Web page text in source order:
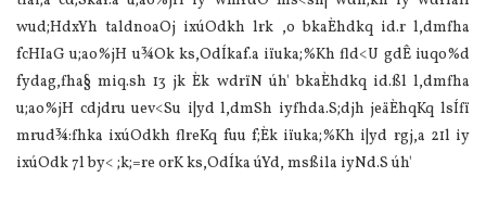
wud;HdxYh taldnoaOj ixúOdkh lrk ,o bkaÈhdkq id.r l,dmfha
fcHIaG u;ao%jH u¾Ok ks,OdÍkaf.a iïuka;%Kh fld<U gdÊ iuqo%d
fydag,fha§ miq.sh 13 jk Èk wdrïN úh' bkaÈhdkq id.ßl l,dmfha
u;ao%jH cdjdru uev<Su i|yd l,dmSh iyfhda.S;djh jeäÈhqKq lsÍfï
mrud¾:fhka ixúOdkh flreKq fuu f;Èk iïuka;%Kh i|yd rgj,a 21l iy
ixúOdk 7l by< ;k;=re orK ks,OdÍka úYd, msßila iyNd.S úh'